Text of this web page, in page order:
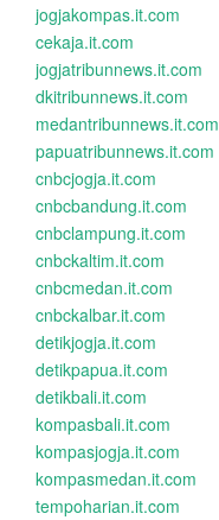
jogjakompas.it.com
cekaja.it.com
jogjatribunnews.it.com
dkitribunnews.it.com
medantribunnews.it.com
papuatribunnews.it.com
cnbcjogja.it.com
cnbcbandung.it.com
cnbclampung.it.com
cnbckaltim.it.com
cnbcmedan.it.com
cnbckalbar.it.com
detikjogja.it.com
detikpapua.it.com
detikbali.it.com
kompasbali.it.com
kompasjogja.it.com
kompasmedan.it.com
tempoharian.it.com